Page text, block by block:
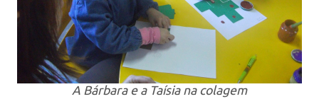
A Bárbara e a Taísia na colagem